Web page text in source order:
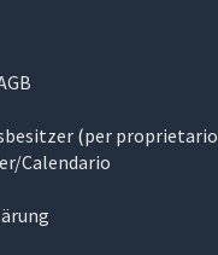
(per proprietario
Calendario